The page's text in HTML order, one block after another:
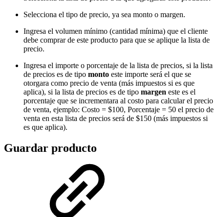
Selecciona el tipo de precio, ya sea monto o margen.
Ingresa el volumen mínimo (cantidad mínima) que el cliente
debe comprar de este producto para que se aplique la lista de
precio.
Ingresa el importe o porcentaje de la lista de precios, si la lista
de precios es de tipo monto este importe será el que se
otorgara como precio de venta (más impuestos si es que
aplica), si la lista de precios es de tipo margen este es el
porcentaje que se incrementara al costo para calcular el precio
de venta, ejemplo: Costo = $100, Porcentaje = 50 el precio de
venta en esta lista de precios será de $150 (más impuestos si
es que aplica).
Guardar producto